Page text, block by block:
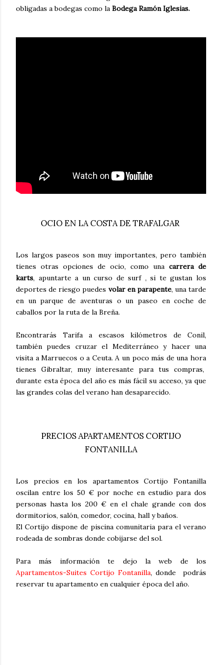
obligadas a bodegas como la Bodega Ramón Iglesias.
OCIO EN LA COSTA DE TRAFALGAR
Los largos paseos son muy importantes, pero también
tienes otras opciones de ocio, como una carrera de
karts, apuntarte a un curso de surf , si te gustan los
deportes de riesgo puedes volar en parapente, una tarde
en un parque de aventuras o un paseo en coche de
caballos por la ruta de la Breña.
Encontrarás Tarifa a escasos kilómetros de Conil,
también puedes cruzar el Mediterráneo y hacer una
visita a Marruecos o a Ceuta. A un poco más de una hora
tienes Gibraltar, muy interesante para tus compras,
durante esta época del año es más fácil su acceso, ya que
las grandes colas del verano han desaparecido.
PRECIOS APARTAMENTOS CORTIJO
FONTANILLA
Los precios en los apartamentos Cortijo Fontanilla
oscilan entre los 50 € por noche en estudio para dos
personas hasta los 200 € en el chale grande con dos
dormitorios, salón, comedor, cocina, hall y baños.
El Cortijo dispone de piscina comunitaria para el verano
rodeada de sombras donde cobijarse del sol.
Para más información te dejo la web de los
Apartamentos-Suites Cortijo Fontanilla, donde podrás
reservar tu apartamento en cualquier época del año.